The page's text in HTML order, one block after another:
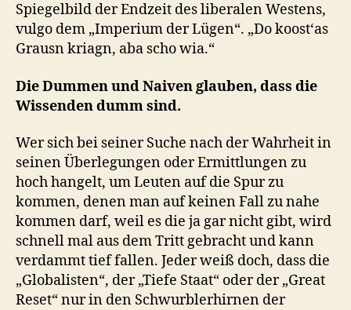
Spiegelbild der Endzeit des liberalen Westens,
vulgo dem „Imperium der Lügen“. „Do koost‘as
Grausn kriagn, aba scho wia.“
Die Dummen und Naiven glauben, dass die
Wissenden dumm sind.
Wer sich bei seiner Suche nach der Wahrheit in
seinen Überlegungen oder Ermittlungen zu
hoch hangelt, um Leuten auf die Spur zu
kommen, denen man auf keinen Fall zu nahe
kommen darf, weil es die ja gar nicht gibt, wird
schnell mal aus dem Tritt gebracht und kann
verdammt tief fallen. Jeder weiß doch, dass die
„Globalisten“, der „Tiefe Staat“ oder der „Great
Reset“ nur in den Schwurblerhirnen der